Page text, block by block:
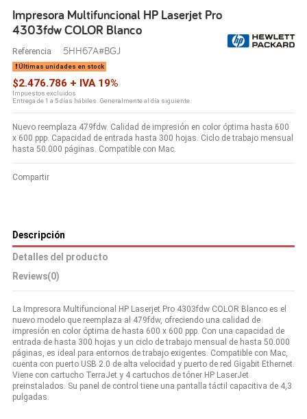
Impresora Multifuncional HP Laserjet Pro
4303fdw COLOR Blanco
Referencia 5HH67A#BGJ
Últimas unidades en stock
$2.476.786 + IVA 19%
Impuestos excluidos
Entrega de 1 a 5 días hábiles. Generalmente al día siguiente.
Nuevo reemplaza 479fdw. Calidad de impresión en color óptima hasta 600
x 600 ppp. Capacidad de entrada hasta 300 hojas. Ciclo de trabajo mensual
hasta 50.000 páginas. Compatible con Mac.
Compartir
Descripción
Detalles del producto
Reviews(0)
La Impresora Multifuncional HP Laserjet Pro 4303fdw COLOR Blanco es el
nuevo modelo que reemplaza al 479fdw, ofreciendo una calidad de
impresión en color óptima de hasta 600 x 600 ppp. Con una capacidad de
entrada de hasta 300 hojas y un ciclo de trabajo mensual de hasta 50.000
páginas, es ideal para entornos de trabajo exigentes. Compatible con Mac,
cuenta con puerto USB 2.0 de alta velocidad y puerto de red Gigabit Ethernet.
Viene con cartucho TerraJet y 4 cartuchos de tóner HP LaserJet
preinstalados. Su panel de control tiene una pantalla táctil capacitiva de 4,3
pulgadas.